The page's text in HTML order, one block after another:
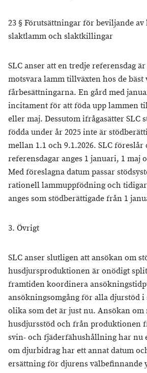
23 § Förutsättningar för beviljande
slaktlamm och slaktkillingar
SLC anser att en tredje referensdag
motsvara lamm tillväxten hos de bäst
fårbesättningarna. En gård med
incitament för att föda upp lammen
eller maj. Dessutom ifrågasätter SLC
födda under år 2025 inte är
mellan 1.1 och 9.1.2026. SLC föreslår
referensdagar anges 1 januari, 1 maj
Med föreslagna datum passar
rationell lammuppfödning och
anges som stödberättigade från 1
3. Övrigt
SLC anser slutligen att ansökan om
husdjursproduktionen är onödigt
framtiden koordinera
ansökningsomgång för alla djurstöd
olika som det är just nu. Ansökan
husdjursstöd och från produktionen
svin- och fjäderfähushållning har nu
om djurbidrag har ett annat datum
ersättning för djurens välbefinnande